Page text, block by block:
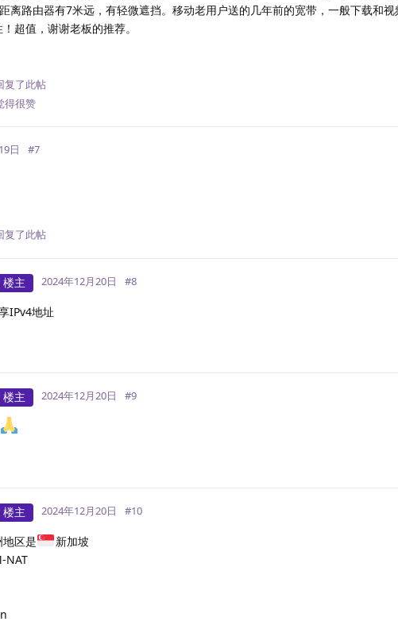
离路由器有7米远，有轻微遮挡。移动老用户送的几年前的宽带，一般下载和视
超值，谢谢老板的推荐。
复了此帖
得很赞
日 #7
复了此帖
楼主 2024年12月20日 #8
IPv4地址
楼主 2024年12月20日 #9
楼主 2024年12月20日 #10
区是
新加坡
NAT